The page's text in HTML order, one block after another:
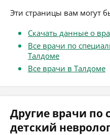
Эти страницы вам могут
Скачать данные о
Все врачи по
Талдоме
Все врачи в Талдоме
Другие врачи по
детский